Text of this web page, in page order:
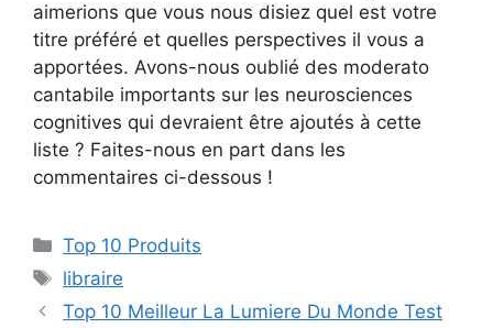
aimerions que vous nous disiez quel est votre
titre préféré et quelles perspectives il vous a
apportées. Avons-nous oublié des moderato
cantabile importants sur les neurosciences
cognitives qui devraient être ajoutés à cette
liste ? Faites-nous en part dans les
commentaires ci-dessous !
Top 10 Produits
libraire
Top 10 Meilleur La Lumiere Du Monde Test